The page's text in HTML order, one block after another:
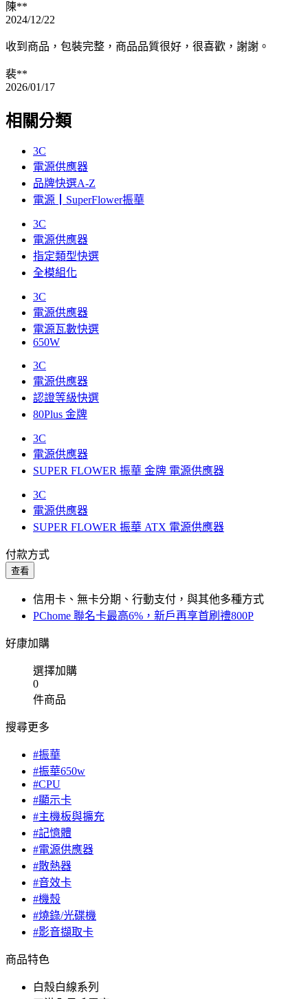
陳**
2024/12/22
收到商品，包裝完整，商品品質很好，很喜歡，謝謝。
裴**
2026/01/17
相關分類
3C
電源供應器
品牌快選A-Z
電源┃SuperFlower振華
3C
電源供應器
指定類型快選
全模組化
3C
電源供應器
電源瓦數快選
650W
3C
電源供應器
認證等級快選
80Plus 金牌
3C
電源供應器
SUPER FLOWER 振華 金牌 電源供應器
3C
電源供應器
SUPER FLOWER 振華 ATX 電源供應器
付款方式
查看
信用卡、無卡分期、行動支付，與其他多種方式
PChome 聯名卡最高6%，新戶再享首刷禮800P
好康加購
選擇加購
0
件商品
搜尋更多
#振華
#振華650w
#CPU
#顯示卡
#主機板與擴充
#記憶體
#電源供應器
#散熱器
#音效卡
#機殼
#燒錄/光碟機
#影音擷取卡
商品特色
白殼白線系列